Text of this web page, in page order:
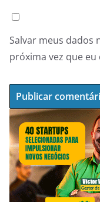
Salvar meus dados
próxima vez que